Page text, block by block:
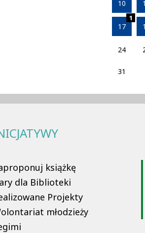
10
17
1
24
31
książkę
dla Biblioteki
Projekty
młodzieży